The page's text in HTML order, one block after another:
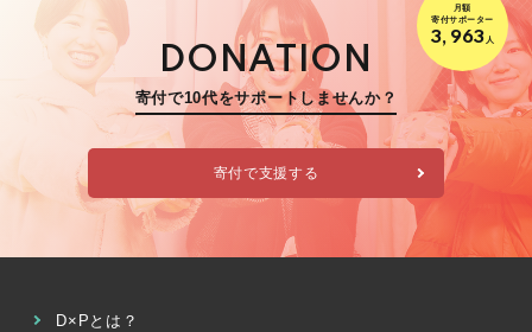
DONATION
寄付で10代をサポートしませんか？
寄付で支援する
月額
寄付サポーター
3,963 人
D×Pとは？